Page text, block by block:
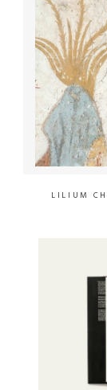
LILIUM